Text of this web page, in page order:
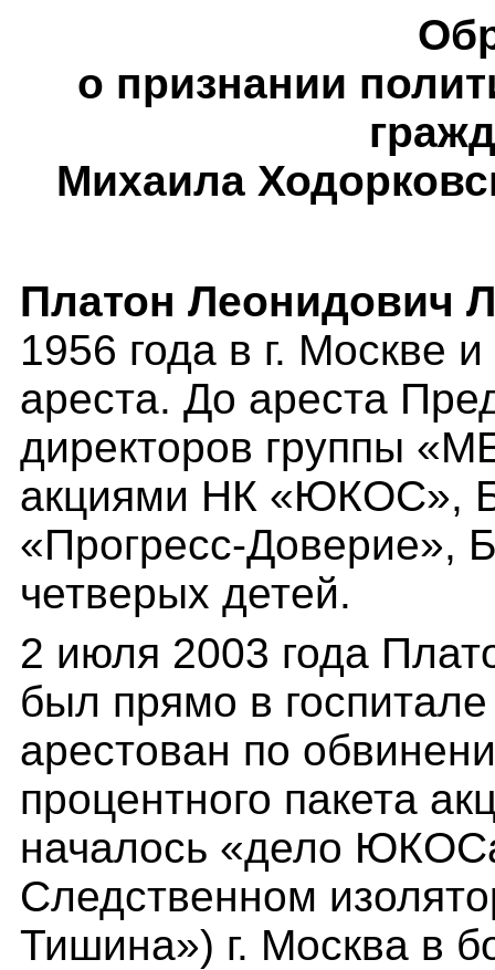
о признании
Михаила
Платон Леонидович
1956 года в г. Москве
ареста. До ареста
директоров группы
акциями НК «ЮКОС»,
«Прогресс-Доверие»,
четверых детей.
2 июля 2003 года
был прямо в
арестован по
процентного пакета
началось «дело
Следственном
Тишина») г. Москва в